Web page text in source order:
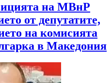
на МВнР
от депутатите,
на комисията
в Македония